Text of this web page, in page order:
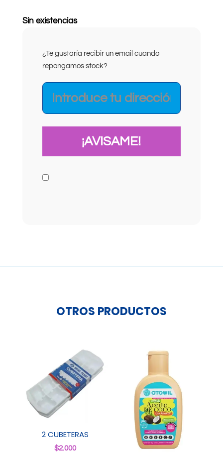
Sin existencias
¿Te gustaría recibir un email cuando
repongamos stock?
OTROS PRODUCTOS
2 CUBETERAS
$2.000